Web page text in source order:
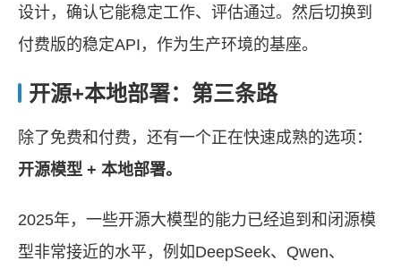
设计，确认它能稳定工作、评估通过。然后切换到
付费版的稳定API，作为生产环境的基座。
开源+本地部署：第三条路
除了免费和付费，还有一个正在快速成熟的选项：
开源模型 + 本地部署。
2025年，一些开源大模型的能力已经追到和闭源模
型非常接近的水平，例如DeepSeek、Qwen、